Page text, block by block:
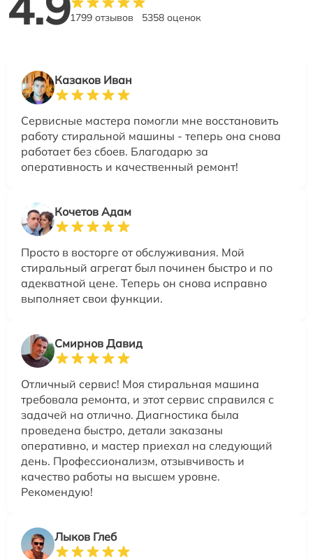
1799 отзывов 5358 оценок
Казаков Иван
Сервисные мастера помогли мне восстановить
работу стиральной машины - теперь она снова
работает без сбоев. Благодарю за
оперативность и качественный ремонт!
Кочетов Адам
Просто в восторге от обслуживания. Мой
стиральный агрегат был починен быстро и по
адекватной цене. Теперь он снова исправно
выполняет свои функции.
Смирнов Давид
Отличный сервис! Моя стиральная машина
требовала ремонта, и этот сервис справился с
задачей на отлично. Диагностика была
проведена быстро, детали заказаны
оперативно, и мастер приехал на следующий
день. Профессионализм, отзывчивость и
качество работы на высшем уровне.
Рекомендую!
Лыков Глеб